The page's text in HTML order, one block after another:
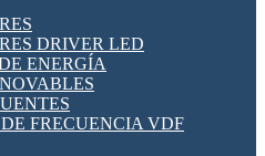
DE CABLE
DRIVER LED
ENERGÍA
FRECUENCIA VDF